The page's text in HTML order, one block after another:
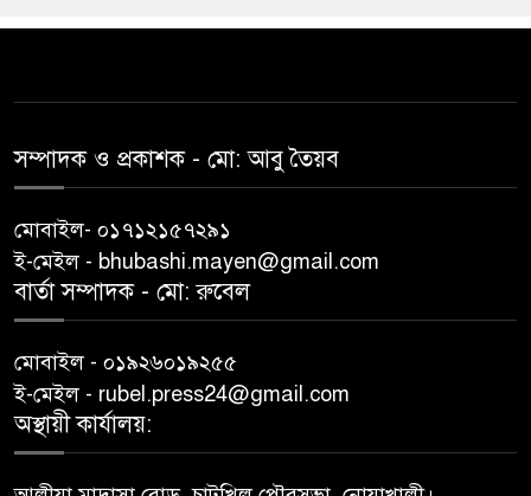
সম্পাদক ও প্রকাশক -‌ মো: আবু‌ তৈয়ব
মোবাইল- ০১৭১২১৫৭২৯১
ই-মেইল - bhubashi.mayen@gmail.com
বার্তা সম্পাদক - মো: রু‌বেল
মোবাইল - ০১৯২৬০১৯২৫৫
ই-মেইল - rubel.press24@gmail.com
অস্থায়ী কার্যালয়: